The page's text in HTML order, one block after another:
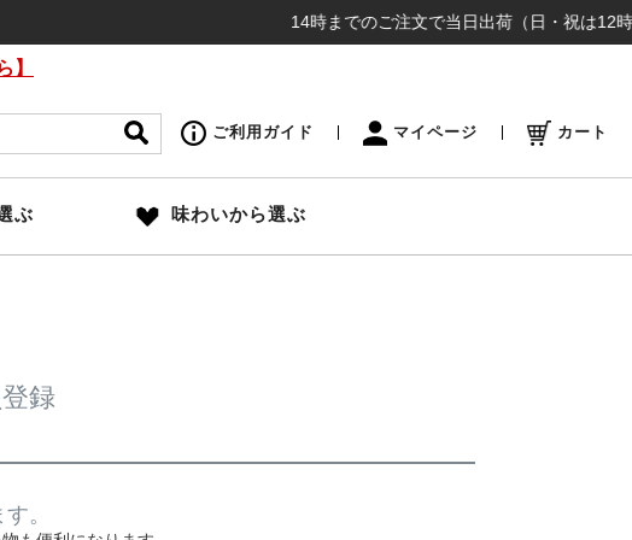
14時までのご注文で当日出荷（日・祝は12時
】
ご利用ガイド マイページ カート
ぶ 味わいから選ぶ
録
。